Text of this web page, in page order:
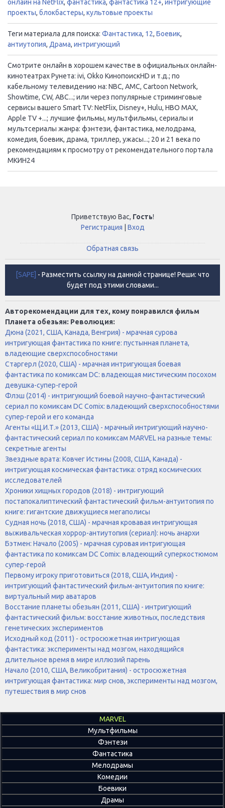
онлайн на NetFlix, фантастика, фантастика 12+, интригующие
проекты, блокбастеры, культовые проекты
Теги материала для поиска: Фантастика, 12, Боевик,
антиутопия, Драма, интригующий
Смотрите онлайн в хорошем качестве в официальных онлайн-
кинотеатрах Рунета: ivi, Okko КинопоискHD и т.д.; по
кабельному телевидению на: NBC, AMC, Cartoon Network,
Showtime, CW, ABC...; или через популярные стриминговые
сервисы вашего Smart TV: NetFlix, Disney+, Hulu, HBO MAX,
Apple TV +...; лучшие фильмы, мультфильмы, сериалы и
мультсериалы жанра: фэнтези, фантастика, мелодрама,
комедия, боевик, драма, триллер, ужасы...; 20 и 21 века по
рекомендациям к просмотру от рекомендательного портала
МКИН24
Приветствую Вас, Гость!
Регистрация
Вход
Обратная связь
[SAPE] - Разместить ссылку на данной странице! Реши: что
будет под этими словами...
Авторекомендации для тех, кому понравился фильм
Планета обезьян: Революция:
Дюна (2021, США, Канада, Венгрия) - мрачная сурова
интригующая фантастика по книге: пустынная планета,
владеющие сверхспособностями
Старгерл (2020, США) - мрачная интригующая боевая
фантастика по комиксам DC: владеющая мистическим посохом
девушка-супер-герой
Флэш (2014) - интригующий боевой научно-фантастический
сериал по комиксам DC Comix: владеющий сверхспособностями
супер-герой и его команда
Агенты «Щ.И.Т.» (2013, США) - мрачный интригующий научно-
фантастический сериал по комиксам MARVEL на разные темы:
секретные агенты
Звездные врата: Ковчег Истины (2008, США, Канада) -
интригующая космическая фантастика: отряд космических
исследователей
Хроники хищных городов (2018) - интригующий
постапокалиптический фантастический фильм-антуитопия по
книге: гигантские движущиеся мегаполисы
Судная ночь (2018, США) - мрачная кровавая интригующая
выживальческая хоррор-антиутопия (сериал): ночь анархи
Бэтмен: Начало (2005) - мрачная суровая интригующая
фантастика по комиксам DC Comix: владеющий суперкостюмом
супер-герой
Первому игроку приготовиться (2018, США, Индия) -
интригующий фантастический фильм-антуитопия по книге:
виртуальный мир аватаров
Восстание планеты обезьян (2011, США) - интригующий
фантастический фильм: восстание животных, последствия
генетических экспериментов
Исходный код (2011) - остросюжетная интригующая
фантастика: эксперименты над мозгом, находящийся
длительное время в мире иллюзий парень
Начало (2010, США, Великобритания) - остросюжетная
интригующая фантастика: мир снов, эксперименты над мозгом,
путешествия в мир снов
MARVEL
Мультфильмы
Фэнтези
Фантастика
Мелодрамы
Комедии
Боевики
Драмы